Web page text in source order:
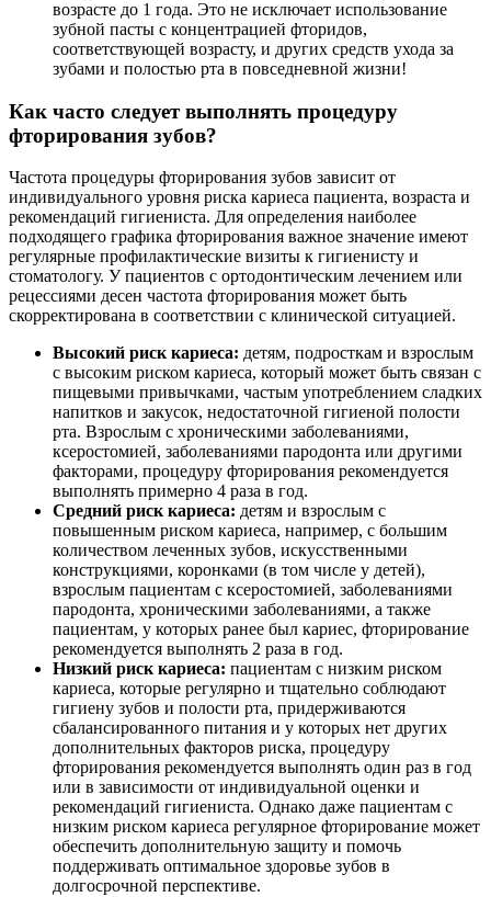
возрасте до 1 года. Это не исключает использование
зубной пасты с концентрацией фторидов,
соответствующей возрасту, и других средств ухода за
зубами и полостью рта в повседневной жизни!
Как часто следует выполнять процедуру
фторирования зубов?
Частота процедуры фторирования зубов зависит от
индивидуального уровня риска кариеса пациента, возраста и
рекомендаций гигиениста. Для определения наиболее
подходящего графика фторирования важное значение имеют
регулярные профилактические визиты к гигиенисту и
стоматологу. У пациентов с ортодонтическим лечением или
рецессиями десен частота фторирования может быть
скорректирована в соответствии с клинической ситуацией.
Высокий риск кариеса: детям, подросткам и взрослым
с высоким риском кариеса, который может быть связан с
пищевыми привычками, частым употреблением сладких
напитков и закусок, недостаточной гигиеной полости
рта. Взрослым с хроническими заболеваниями,
ксеростомией, заболеваниями пародонта или другими
факторами, процедуру фторирования рекомендуется
выполнять примерно 4 раза в год.
Средний риск кариеса: детям и взрослым с
повышенным риском кариеса, например, с большим
количеством леченных зубов, искусственными
конструкциями, коронками (в том числе у детей),
взрослым пациентам с ксеростомией, заболеваниями
пародонта, хроническими заболеваниями, а также
пациентам, у которых ранее был кариес, фторирование
рекомендуется выполнять 2 раза в год.
Низкий риск кариеса: пациентам с низким риском
кариеса, которые регулярно и тщательно соблюдают
гигиену зубов и полости рта, придерживаются
сбалансированного питания и у которых нет других
дополнительных факторов риска, процедуру
фторирования рекомендуется выполнять один раз в год
или в зависимости от индивидуальной оценки и
рекомендаций гигиениста. Однако даже пациентам с
низким риском кариеса регулярное фторирование может
обеспечить дополнительную защиту и помочь
поддерживать оптимальное здоровье зубов в
долгосрочной перспективе.